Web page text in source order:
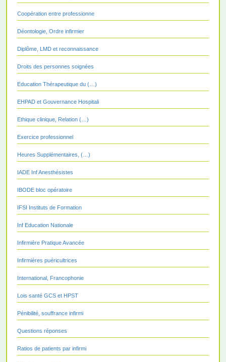
Coopération entre professionne
Déontologie, Ordre infirmier
Diplôme, LMD et reconnaissance
Droits des personnes soignées
Education Thérapeutique du (…)
EHPAD et Gouvernance Hospitali
Ethique clinique, Relation (…)
Exercice professionnel
Heures Supplémentaires, (…)
IADE Inf Anesthésistes
IBODE bloc opératoire
IFSI Instituts de Formation
Inf Education Nationale
Infirmière Pratique Avancée
Infirmières puéricultrices
International, Francophonie
Lois santé GCS et HPST
Pénibilité, souffrance infirmi
Questions réponses
Ratios de patients par infirmi